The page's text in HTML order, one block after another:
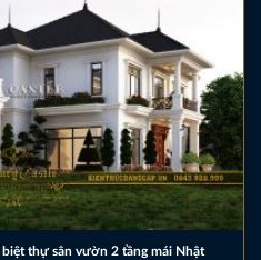
thự sân vườn 2 tầng mái Nhật